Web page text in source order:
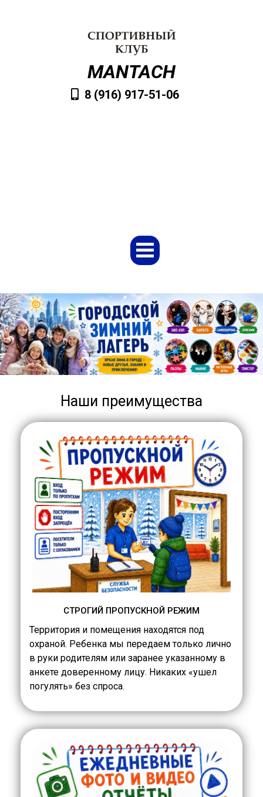
MANTACH
8 (916) 917-51-06
Наши преимущества
СТРОГИЙ ПРОПУСКНОЙ РЕЖИМ
Территория и помещения находятся под
охраной. Ребенка мы передаем только лично
в руки родителям или заранее указанному в
анкете доверенному лицу. Никаких «ушел
погулять» без спроса.